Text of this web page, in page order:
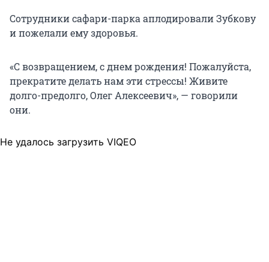
Сотрудники сафари-парка аплодировали Зубкову
и пожелали ему здоровья.
«С возвращением, с днем рождения! Пожалуйста,
прекратите делать нам эти стрессы! Живите
долго-предолго, Олег Алексеевич», — говорили
они.
Не удалось загрузить VIQEO